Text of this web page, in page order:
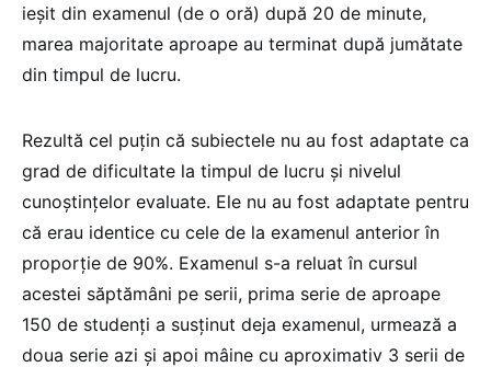
ieșit din examenul (de o oră) după 20 de minute,
marea majoritate aproape au terminat după jumătate
din timpul de lucru.
Rezultă cel puțin că subiectele nu au fost adaptate ca
grad de dificultate la timpul de lucru și nivelul
cunoștințelor evaluate. Ele nu au fost adaptate pentru
că erau identice cu cele de la examenul anterior în
proporție de 90%. Examenul s-a reluat în cursul
acestei săptămâni pe serii, prima serie de aproape
150 de studenți a susținut deja examenul, urmează a
doua serie azi și apoi mâine cu aproximativ 3 serii de